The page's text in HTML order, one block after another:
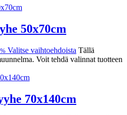
50x70cm
Valitse vaihtoehdoista Tällä
Voit tehdä valinnat tuotteen
70x140cm